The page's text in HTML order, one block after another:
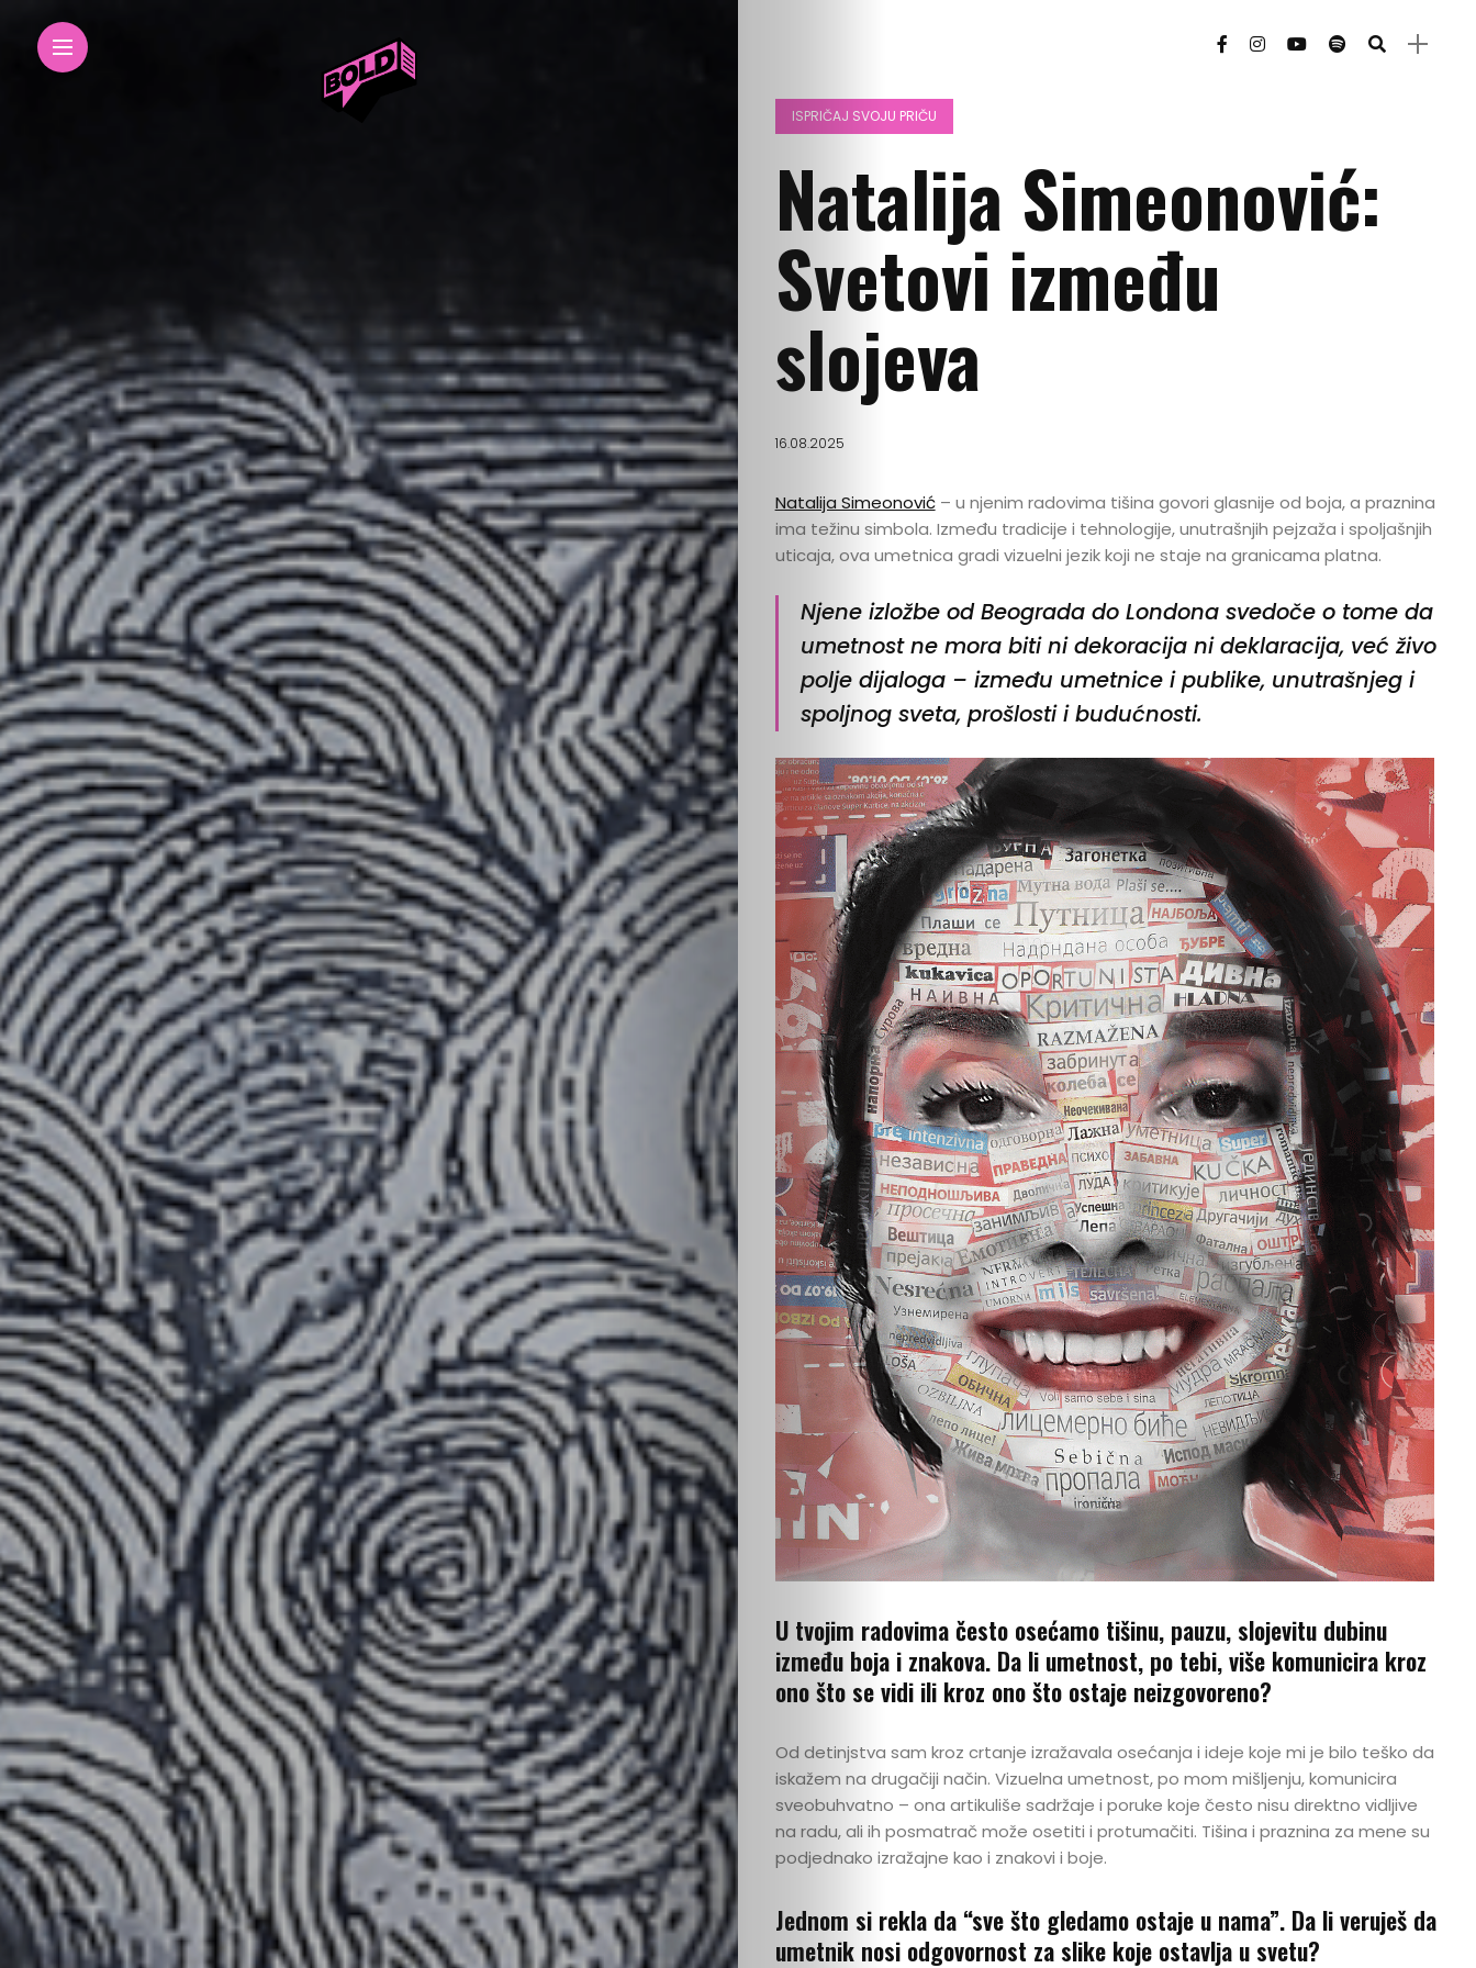
ISPRIČAJ SVOJU PRIČU
Natalija Simeonović:
Svetovi između
slojeva
16.08.2025
Natalija Simeonović– u njenim radovima tišina govori glasnije od boja, a praznina
ima težinu simbola. Između tradicije i tehnologije, unutrašnjih pejzaža i spoljašnjih
uticaja, ova umetnica gradi vizuelni jezik koji ne staje na granicama platna.
Njene izložbe od Beograda do Londona svedoče o tome da
umetnost ne mora biti ni dekoracija ni deklaracija, već živo
polje dijaloga – između umetnice i publike, unutrašnjeg i
spoljnog sveta, prošlosti i budućnosti.
U tvojim radovima često osećamo tišinu, pauzu, slojevitu dubinu
između boja i znakova. Da li umetnost, po tebi, više komunicira kroz
ono što se vidi ili kroz ono što ostaje neizgovoreno?
Od detinjstva sam kroz crtanje izražavala osećanja i ideje koje mi je bilo teško da
iskažem na drugačiji način. Vizuelna umetnost, po mom mišljenju, komunicira
sveobuhvatno – ona artikuliše sadržaje i poruke koje često nisu direktno vidljive
na radu, ali ih posmatrač može osetiti i protumačiti. Tišina i praznina za mene su
podjednako izražajne kao i znakovi i boje.
Jednom si rekla da “sve što gledamo ostaje u nama”. Da li veruješ da
umetnik nosi odgovornost za slike koje ostavlja u svetu?